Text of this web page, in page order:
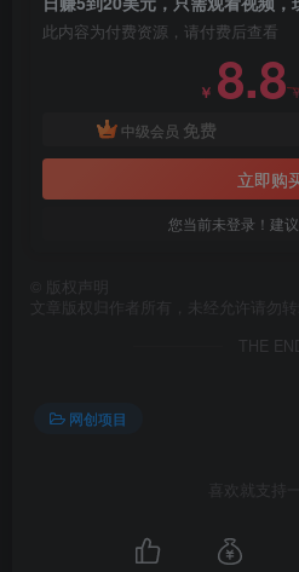
此内容为付费资源，请付费后查看
￥ 8.8
中级会员 免费
立即购
您当前未登录！建
版权声明
文章版权归作者所有，未经允许请勿转
THE
网创项目
喜欢就支持